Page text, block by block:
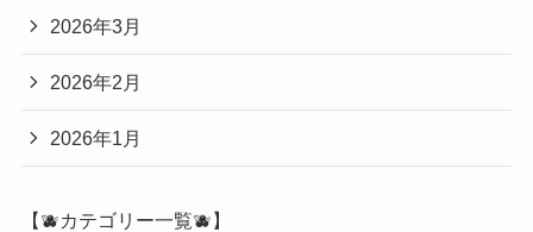
2026年3月
2026年2月
2026年1月
【🫐カテゴリー一覧🫐】